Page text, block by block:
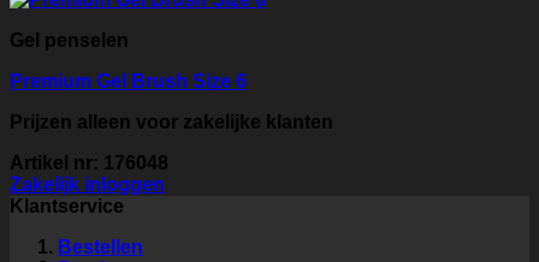
Gel penselen
Premium Gel Brush Size 6
Prijzen alleen voor zakelijke klanten
Artikel nr: 176048
Zakelijk inloggen
Klantservice
Bestellen